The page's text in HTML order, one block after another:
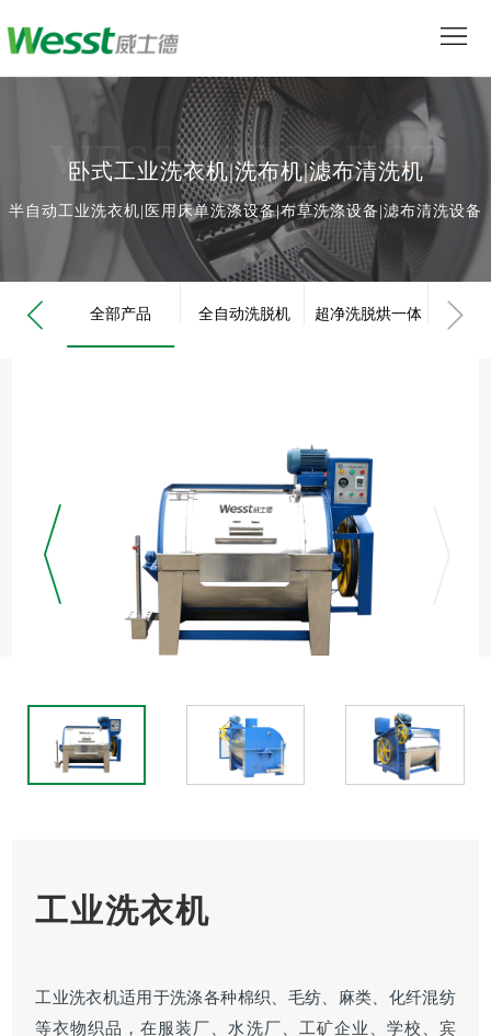
首
页
产
心
方
WESST PRODUCT
卧式工业洗衣机|洗布机|滤布清洗机
半自动工业洗衣机|医用床单洗涤设备|布草洗涤设备|滤布清洗设备
全部产品 全自动洗脱机 超净洗脱烘一体 工业
工业洗衣机
工业洗衣机适用于洗涤各种棉织、毛纺、麻类、化纤混纺
等衣物织品，在服装厂、水洗厂、工矿企业、学校、宾